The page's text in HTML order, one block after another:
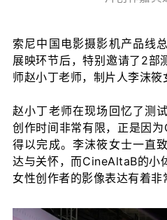
索尼中国电影摄影机产品线
展映环节后，特别邀请了2部
师赵小丁老师，制片人李沫筱
赵小丁老师在现场回忆了测
创作时间非常有限，正是因
得以完成。李沫筱女士一直
达与关怀，而CineAltaB的小
女性创作者的影像表达有着非